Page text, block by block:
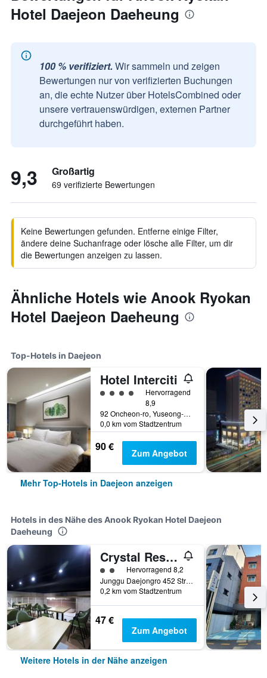
Hotel Daejeon Daeheung
100 % verifiziert. Wir sammeln und zeigen
Bewertungen nur von verifizierten Buchungen
an, die echte Nutzer über HotelsCombined oder
unsere vertrauenswürdigen, externen Partner
durchgeführt haben.
9,3 Großartig
69 verifizierte Bewertungen
Keine Bewertungen gefunden. Entferne einige Filter,
ändere deine Suchanfrage oder lösche alle Filter, um dir
die Bewertungen anzeigen zu lassen.
Ähnliche Hotels wie Anook Ryokan
Hotel Daejeon Daeheung
Top-Hotels in Daejeon
Hotel Interciti
Bewertungskategorie 4
Hervorragend
8,9
92 Oncheon-ro, Yuseong-gu, Daejeon, Südkorea
0,0 km vom Stadtzentrum
90 € Zum Angebot
Mehr Top-Hotels in Daejeon anzeigen
Hotels in des Nähe des Anook Ryokan Hotel Daejeon
Daeheung
Crystal Residence Hotel
Bewertungskategorie 2
Hervorragend 8,2
Junggu Daejongro 452 Street 38, Daejeon, Südkorea
0,2 km vom Stadtzentrum
47 €
Zum Angebot
Weitere Hotels in der Nähe anzeigen